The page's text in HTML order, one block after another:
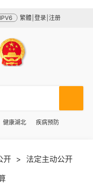
繁體 登录 注册
健康湖北 疾病预防
开 >
法定主动公开